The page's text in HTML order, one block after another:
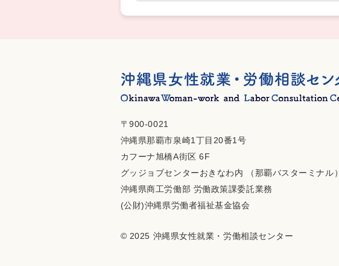
〒900-0021
沖縄県那覇市泉崎1丁目20番1号
カフーナ旭橋A街区 6F
グッジョブセンターおきなわ内 （那覇バスターミナル）
沖縄県商工労働部 労働政策課委託業務
(公財)沖縄県労働者福祉基金協会
© 2025 沖縄県女性就業・労働相談センター